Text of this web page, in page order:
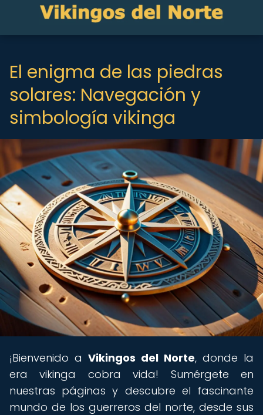
El enigma de las piedras
solares: Navegación y
simbología vikinga
¡Bienvenido a Vikingos del Norte, donde la
era vikinga cobra vida! Sumérgete en
nuestras páginas y descubre el fascinante
mundo de los guerreros del norte, desde sus